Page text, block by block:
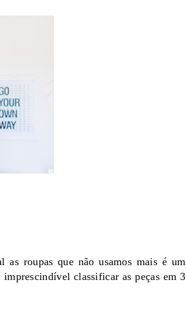
as roupas que não usamos mais é um
imprescindível classificar as peças em 3